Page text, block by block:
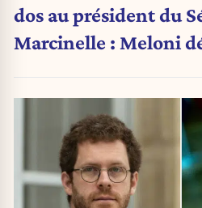
dos au président du
Marcinelle : Meloni